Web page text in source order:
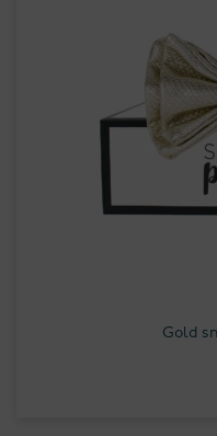
Gold